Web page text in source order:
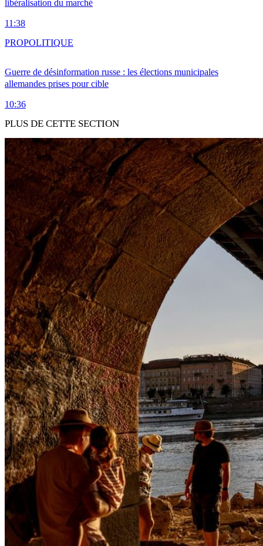
libéralisation du marché
11:38
Guerre de désinformation russe : les élections municipales
allemandes prises pour cible
10:36
PROPOLITIQUE
PLUS DE CETTE SECTION